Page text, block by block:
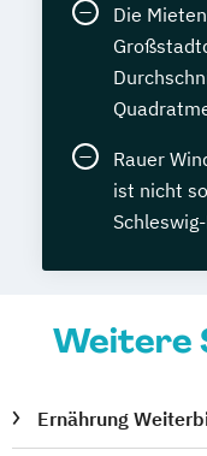
Die
Rauer
ist nicht
Weitere
Ernährung